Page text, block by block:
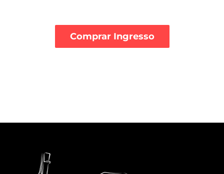
Comprar Ingresso